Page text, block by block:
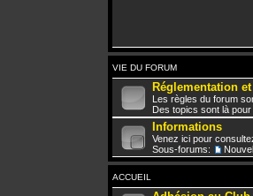
VIE DU FORUM
Réglementation
Les règles du forum
Des topics sont là
Informations
Venez ici pour
Sous-forums:
ACCUEIL